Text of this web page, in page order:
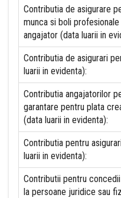
Contributia de asigurare
munca si boli
angajator (data luarii in
Contributia de asigurari
luarii in evidenta):
Contributia angajatorilor
garantare pentru plata
(data luarii in evidenta):
Contributia pentru
luarii in evidenta):
Contributii pentru
la persoane juridice sau